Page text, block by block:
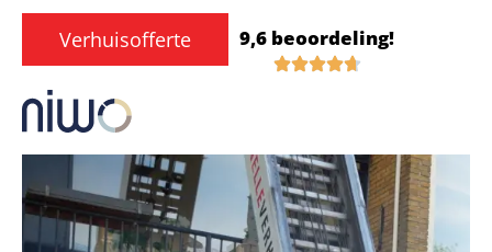
Verhuisofferte 9,6 beoordeling!